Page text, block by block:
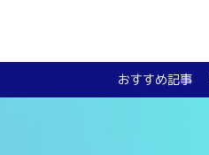
おすすめ記事